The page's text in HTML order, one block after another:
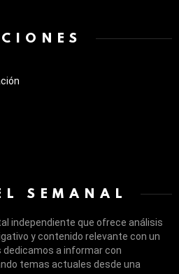
SEMANAL
independiente que ofrece análisis
y contenido relevante con un
dedicamos a informar con
temas actuales desde una